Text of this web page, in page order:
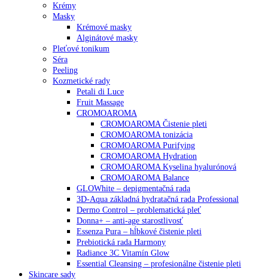
Krémy
Masky
Krémové masky
Alginátové masky
Pleťové tonikum
Séra
Peeling
Kozmetické rady
Petali di Luce
Fruit Massage
CROMOAROMA
CROMOAROMA Čistenie pleti
CROMOAROMA tonizácia
CROMOAROMA Purifying
CROMOAROMA Hydration
CROMOAROMA Kyselina hyalurónová
CROMOAROMA Balance
GLOWhite – depigmentačná rada
3D-Aqua základná hydratačná rada Professional
Dermo Control – problematická pleť
Donna+ – anti-age starostlivosť
Essenza Pura – hĺbkové čistenie pleti
Prebiotická rada Harmony
Radiance 3C Vitamín Glow
Essential Cleansing – profesionálne čistenie pleti
Skincare sady